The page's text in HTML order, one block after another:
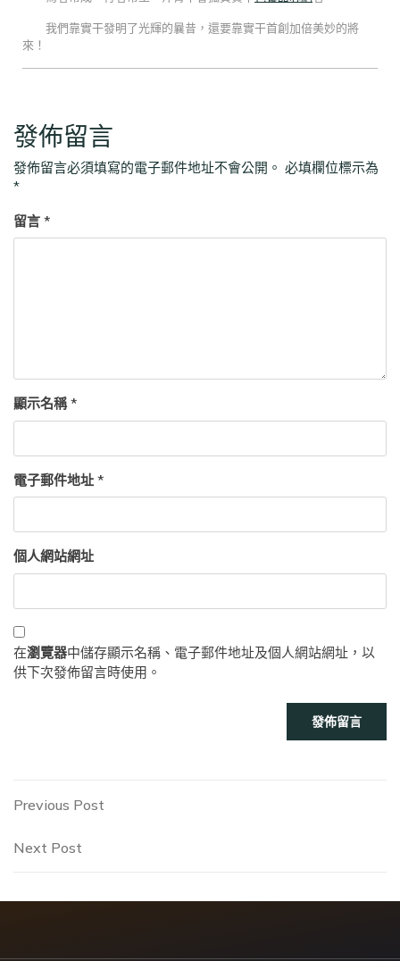
我們靠實干發明了光輝的曩昔，還要靠實干首創加倍美妙的將
來！
發佈留言
發佈留言必須填寫的電子郵件地址不會公開。 必填欄位標示為
*
留言 *
顯示名稱*
電子郵件地址 *
個人網站網址
在瀏覽器中儲存顯示名稱、電子郵件地址及個人網站網址，以
供下次發佈留言時使用。
文
章
覽
Previous
Previous Post
Next
Next Post